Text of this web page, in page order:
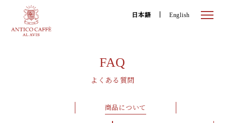
FAQ
よくある質問
商品について
English
日本語